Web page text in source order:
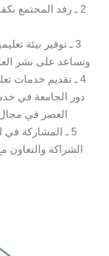
2 ـ رفد المجتمع
3 ـ توفير بيئة
وتساعد على نشر
4 ـ تقديم خدمات
دور الجامعة في
العصر في مجال
5 ـ المشاركة
الشراكة والتعاون